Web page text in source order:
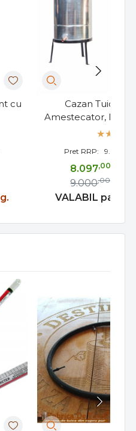
cu
Cazan Tuica
Amestecator,
Robinet
Pret RRP: 9.000
8.097,00
9.000,00
VALABIL pana